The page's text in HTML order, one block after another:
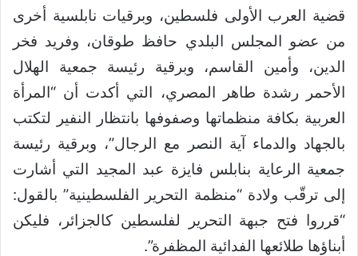
قضية العرب الأولى فلسطين، وبرقيات نابلسية أخرى
من عضو المجلس البلدي حافظ طوقان، وفريد فخر
الدين، وأمين القاسم، وبرقية رئيسة جمعية الهلال
الأحمر رشدة طاهر المصري، التي أكدت أن “المرأة
العربية بكافة منظماتها وصفوفها بانتظار النفير لتكتب
بالجهاد والدماء آية النصر مع الرجال”، وبرقية رئيسة
جمعية الرعاية بنابلس فايزة عبد المجيد التي أشارت
إلى ترقّب ولادة “منظمة التحرير الفلسطينية” بالقول:
“قرروا فتح جبهة التحرير لفلسطين كالجزائر، فليكن
أبناؤها طلائعها الفدائية المظفرة”.